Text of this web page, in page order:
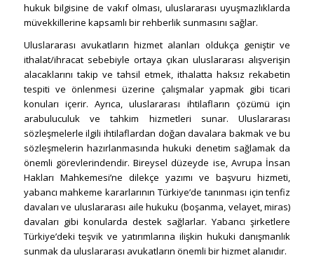
hukuk bilgisine de vakıf olması, uluslararası uyuşmazlıklarda
müvekkillerine kapsamlı bir rehberlik sunmasını sağlar.
Uluslararası avukatların hizmet alanları oldukça geniştir ve
ithalat/ihracat sebebiyle ortaya çıkan uluslararası alışverişin
alacaklarını takip ve tahsil etmek, ithalatta haksız rekabetin
tespiti ve önlenmesi üzerine çalışmalar yapmak gibi ticari
konuları içerir. Ayrıca, uluslararası ihtilafların çözümü için
arabuluculuk ve tahkim hizmetleri sunar. Uluslararası
sözleşmelerle ilgili ihtilaflardan doğan davalara bakmak ve bu
sözleşmelerin hazırlanmasında hukuki denetim sağlamak da
önemli görevlerindendir. Bireysel düzeyde ise, Avrupa İnsan
Hakları Mahkemesi’ne dilekçe yazımı ve başvuru hizmeti,
yabancı mahkeme kararlarının Türkiye’de tanınması için tenfiz
davaları ve uluslararası aile hukuku (boşanma, velayet, miras)
davaları gibi konularda destek sağlarlar. Yabancı şirketlere
Türkiye’deki teşvik ve yatırımlarına ilişkin hukuki danışmanlık
sunmak da uluslararası avukatların önemli bir hizmet alanıdır.